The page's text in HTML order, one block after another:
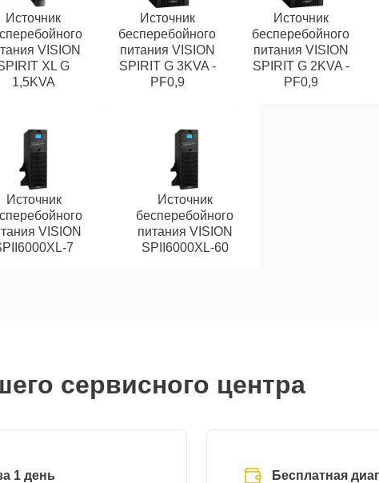
Источник
VISION
XL G
1,5KVA
Источник
бесперебойного
питания VISION
SPIRIT G 3KVA -
PF0,9
Источник
бесперебойного
питания VISION
SPIRIT G 2KVA -
PF0,9
Источник
VISION
7
Источник
бесперебойного
питания VISION
SPII6000XL-60
сервисного центра
1 день Бесплатная